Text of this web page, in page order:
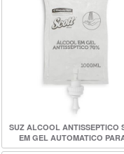
SUZ ALCOOL ANTISSEPTICO
EM GEL AUTOMATICO
MAOS 1LT Eversoft